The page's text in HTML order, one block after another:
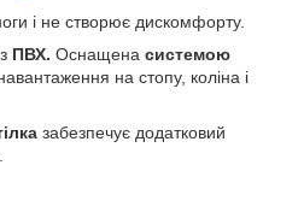
і не створює дискомфорту.
ПВХ. Оснащена системою
на стопу, коліна і
забезпечує додатковий